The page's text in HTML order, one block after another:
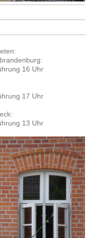
16 Uhr
17 Uhr
13 Uhr